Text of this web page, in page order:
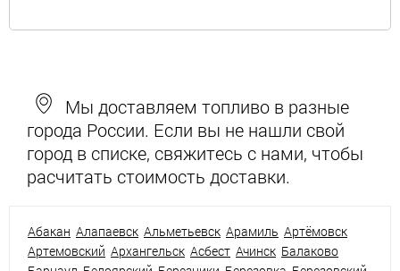
Мы доставляем топливо в разные
города России. Если вы не нашли свой
город в списке, свяжитесь с нами, чтобы
расчитать стоимость доставки.
Абакан Алапаевск Альметьевск Арамиль Артёмовск
Артемовский Архангельск Асбест Ачинск Балаково